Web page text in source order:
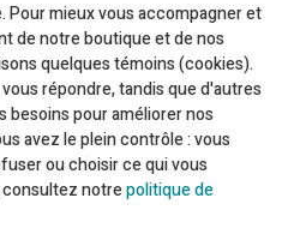
Pour mieux vous accompagner et
de notre boutique et de nos
quelques témoins (cookies).
répondre, tandis que d'autres
besoins pour améliorer nos
avez le plein contrôle : vous
ou choisir ce qui vous
consultez notrepolitique de